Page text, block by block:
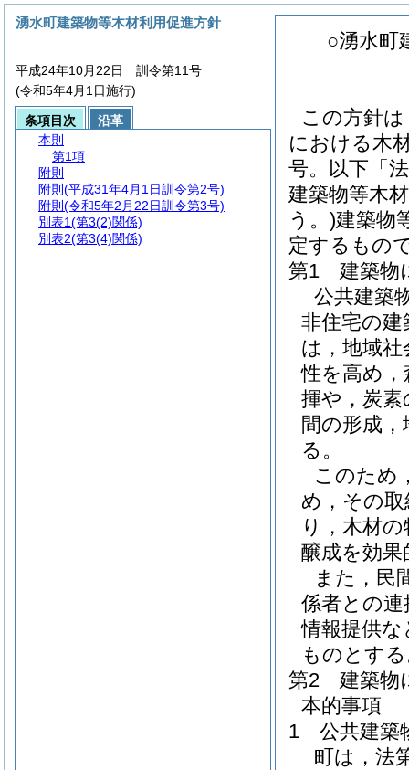
○湧水町
この方針
における木
号。以下「
建築物等木
う。)建築物
定するもの
第1 建築物
公共建築
非住宅の
は，地域
性を高め
揮や，炭
間の形成
る。
このため
め，その
り，木材
醸成を効
また，民
係者との
情報提供
ものとす
第2 建築物
本的事項
1 公共建築
町は，法
湧水町建築物等木材利用促進方針
平成24年10月22日 訓令第11号
(令和5年4月1日施行)
条項目次
沿革
本則
第1項
附則
附則 (平成31年4月1日訓令第2号)
附則 (令和5年2月22日訓令第3号)
別表1(第3(2)関係)
別表2(第3(4)関係)